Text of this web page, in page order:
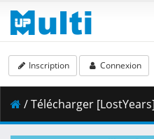
Inscription Connexion
/ Télécharger [LostYears] Jujutsu Kaisen - 06 (WEB 1080p x264 10-